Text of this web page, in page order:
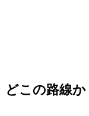
どこの路線か